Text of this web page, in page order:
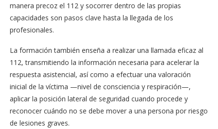
manera precoz el 112 y socorrer dentro de las propias
capacidades son pasos clave hasta la llegada de los
profesionales.
La formación también enseña a realizar una llamada eficaz al
112, transmitiendo la información necesaria para acelerar la
respuesta asistencial, así como a efectuar una valoración
inicial de la víctima —nivel de consciencia y respiración—,
aplicar la posición lateral de seguridad cuando procede y
reconocer cuándo no se debe mover a una persona por riesgo
de lesiones graves.